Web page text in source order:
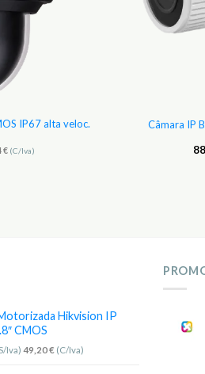
IP67 alta veloc.
€(C/Iva)
Câmara IP
Hikvision IP
CMOS
Iva) 49,20€ (C/Iva)